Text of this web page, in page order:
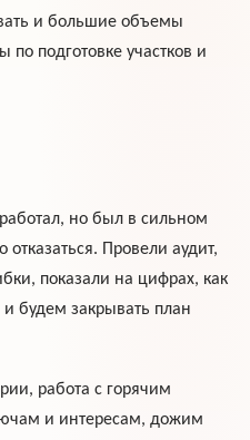
и большие объемы
подготовке участков и
но был в сильном
Провели аудит,
показали на цифрах, как
и будем закрывать план
работа с горячим
и интересам, дожим